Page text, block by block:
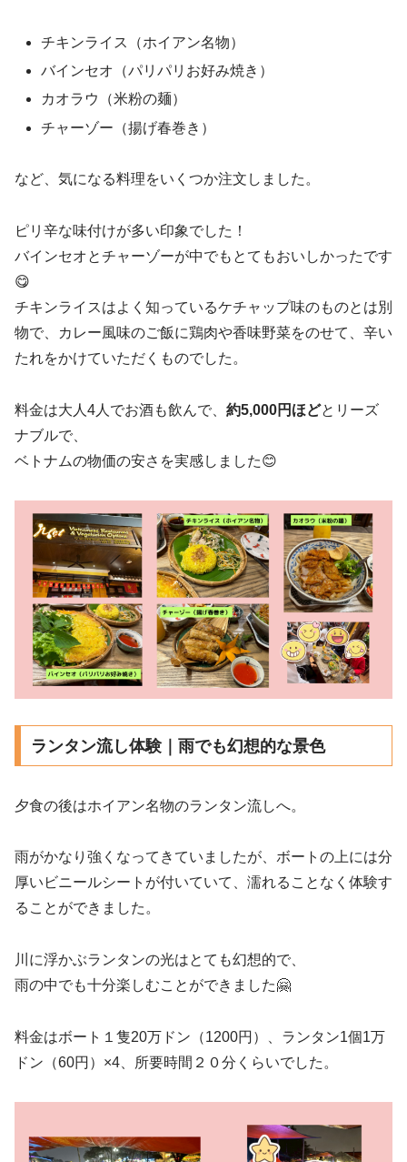
チキンライス（ホイアン名物）
バインセオ（パリパリお好み焼き）
カオラウ（米粉の麺）
チャーゾー（揚げ春巻き）
など、気になる料理をいくつか注文しました。
ピリ辛な味付けが多い印象でした！
バインセオとチャーゾーが中でもとてもおいしかったです
😋
チキンライスはよく知っているケチャップ味のものとは別
物で、カレー風味のご飯に鶏肉や香味野菜をのせて、辛い
たれをかけていただくものでした。
料金は大人4人でお酒も飲んで、 約5,000円ほどとリーズ
ナブルで、
ベトナムの物価の安さを実感しました😊
ランタン流し体験｜雨でも幻想的な景色
夕食の後はホイアン名物のランタン流しへ。
雨がかなり強くなってきていましたが、ボートの上には分
厚いビニールシートが付いていて、濡れることなく体験す
ることができました。
川に浮かぶランタンの光はとても幻想的で、
雨の中でも十分楽しむことができました🤗
料金はボート１隻20万ドン（1200円）、ランタン1個1万
ドン（60円）×4、所要時間２０分くらいでした。